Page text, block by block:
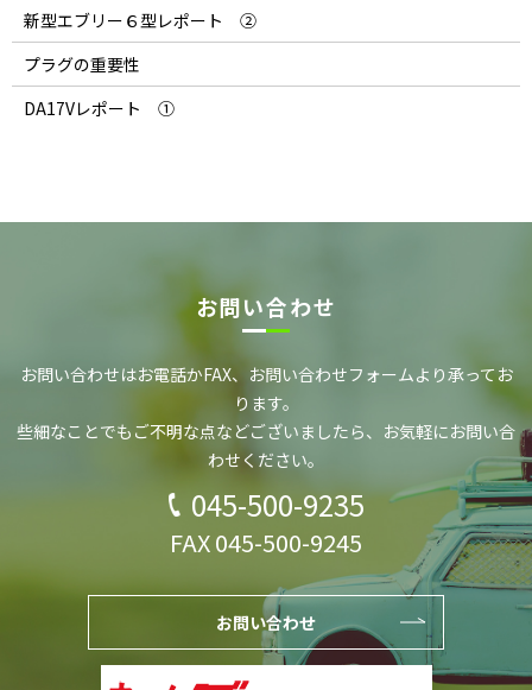
新型エブリー６型レポート ②
プラグの重要性
DA17Vレポート ①
お問い合わせ
お問い合わせはお電話かFAX、お問い合わせフォームより承ってお
ります。
些細なことでもご不明な点などございましたら、 お気軽にお問い合
わせください。
045-500-9235
FAX 045-500-9245
お問い合わせ